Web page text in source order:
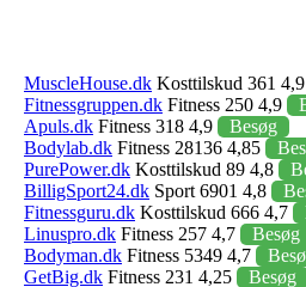
MuscleHouse.dk Kosttilskud 361 4,9
Fitnessgruppen.dk Fitness 250 4,9
Apuls.dk Fitness 318 4,9
Besøg
Bodylab.dk Fitness 28136 4,85
PurePower.dk Kosttilskud 89 4,8
BilligSport24.dk Sport 6901 4,8
Fitnessguru.dk Kosttilskud 666 4,7
Linuspro.dk Fitness 257 4,7
Besøg
Bodyman.dk Fitness 5349 4,7
GetBig.dk Fitness 231 4,25
Besøg